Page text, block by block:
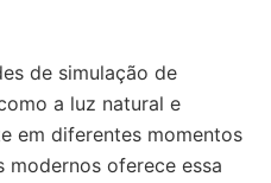
de simulação de
a luz natural e
em diferentes momentos
oferece essa